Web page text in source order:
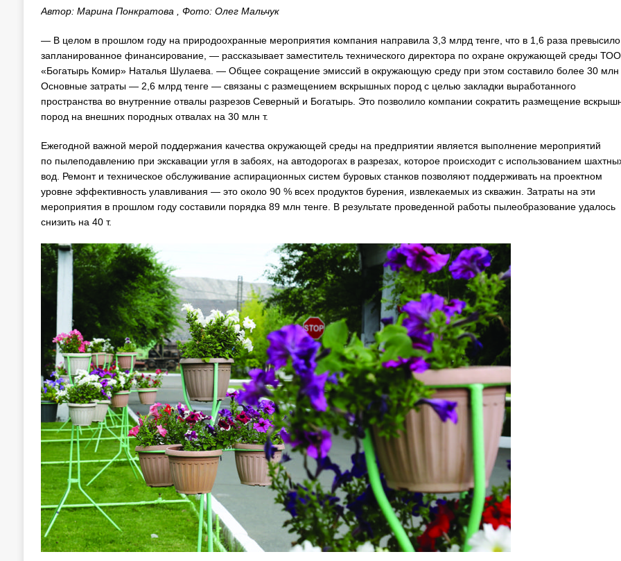
Автор: Марина Понкратова , Фото: Олег Мальчук
— В целом в прошлом году на природоохранные мероприятия компания направила 3,3 млрд тенге, что в 1,6 раза превысило
запланированное финансирование, — рассказывает заместитель технического директора по охране окружающей среды ТОО
«Богатырь Комир» Наталья Шулаева. — Общее сокращение эмиссий в окружающую среду при этом составило более 30 млн
Основные затраты — 2,6 млрд тенге — связаны с размещением вскрышных пород с целью закладки выработанного
пространства во внутренние отвалы разрезов Северный и Богатырь. Это позволило компании сократить размещение
пород на внешних породных отвалах на 30 млн т.
Ежегодной важной мерой поддержания качества окружающей среды на предприятии является выполнение мероприятий
по пылеподавлению при экскавации угля в забоях, на автодорогах в разрезах, которое происходит с использованием
вод. Ремонт и техническое обслуживание аспирационных систем буровых станков позволяют поддерживать на проектном
уровне эффективность улавливания — это около 90 % всех продуктов бурения, извлекаемых из скважин. Затраты на эти
мероприятия в прошлом году составили порядка 89 млн тенге. В результате проведенной работы пылеобразование удалось
снизить на 40 т.